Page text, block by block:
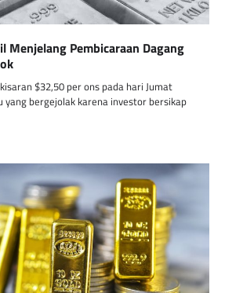
Menjelang Pembicaraan Dagang
$32,50 per ons pada hari Jumat
yang bergejolak karena investor bersikap